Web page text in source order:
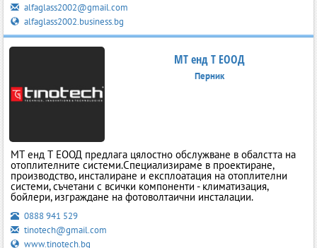
alfaglass2002@gmail.com
alfaglass2002.business.bg
МТ енд Т ЕООД
Перник
МТ енд Т ЕООД предлага цялостно обслужване в обалстта на
отоплителните системи.Специализираме в проектиране,
производство, инсталиране и експлоатация на отоплителни
системи, съчетани с всички компоненти - климатизация,
бойлери, изграждане на фотоволтаични инсталации.
0888 941 529
tinotech@gmail.com
www.tinotech.bg